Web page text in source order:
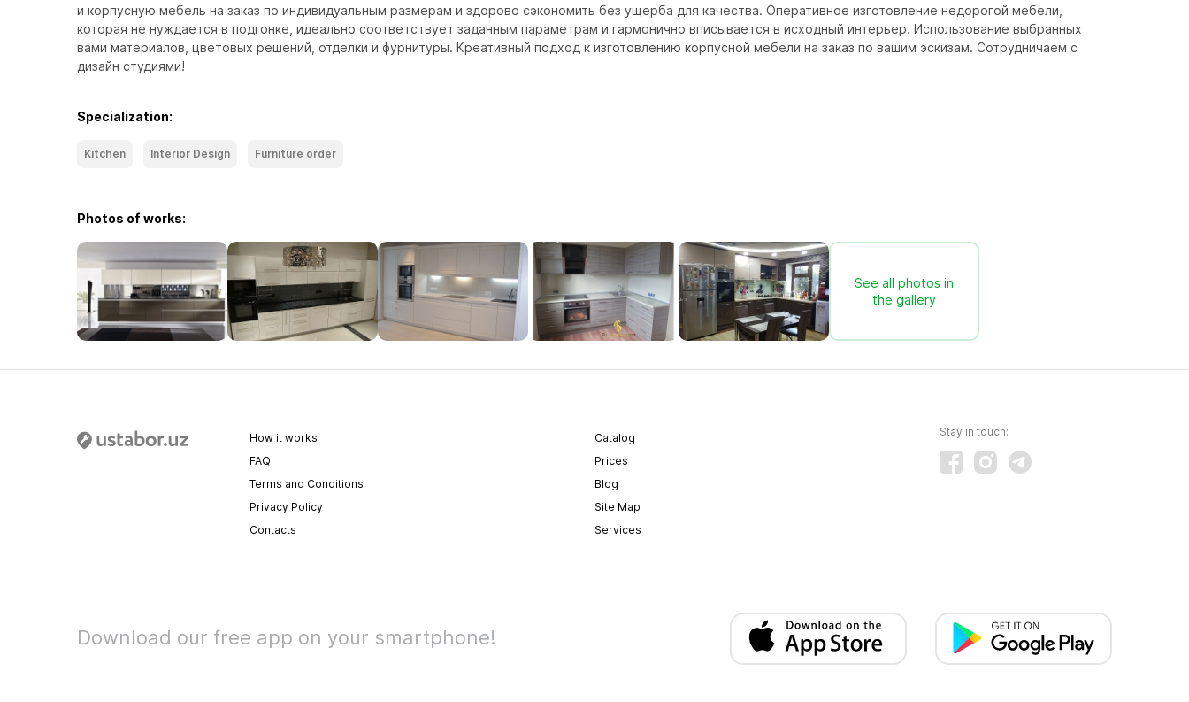
и корпусную мебель на заказ по индивидуальным размерам и здорово сэкономить без ущерба для качества. Оперативное изготовление недорогой мебели,
которая не нуждается в подгонке, идеально соответствует заданным параметрам и гармонично вписывается в исходный интерьер. Использование выбранных
вами материалов, цветовых решений, отделки и фурнитуры. Креативный подход к изготовлению корпусной мебели на заказ по вашим эскизам. Сотрудничаем с
дизайн студиями!
Specialization:
Kitchen Interior Design Furniture order
Photos of works:
See all photos in
the gallery
How it works
Catalog
FAQ
Prices
Terms and Conditions
Blog
Privacy Policy
Site Map
Contacts
Services
Stay in touch:
Download our free app on your smartphone!